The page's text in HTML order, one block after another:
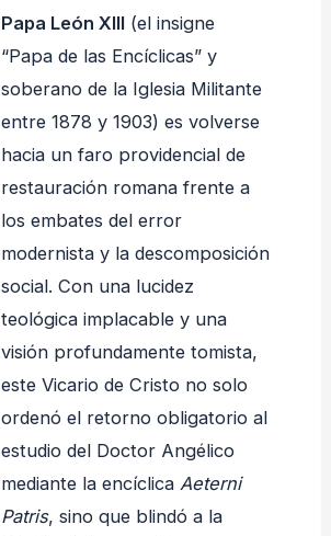
Papa León XIII (el insigne
“Papa de las Encíclicas” y
soberano de la Iglesia Militante
entre 1878 y 1903) es volverse
hacia un faro providencial de
restauración romana frente a
los embates del error
modernista y la descomposición
social. Con una lucidez
teológica implacable y una
visión profundamente tomista,
este Vicario de Cristo no solo
ordenó el retorno obligatorio al
estudio del Doctor Angélico
mediante la encíclica Aeterni
Patris, sino que blindó a la